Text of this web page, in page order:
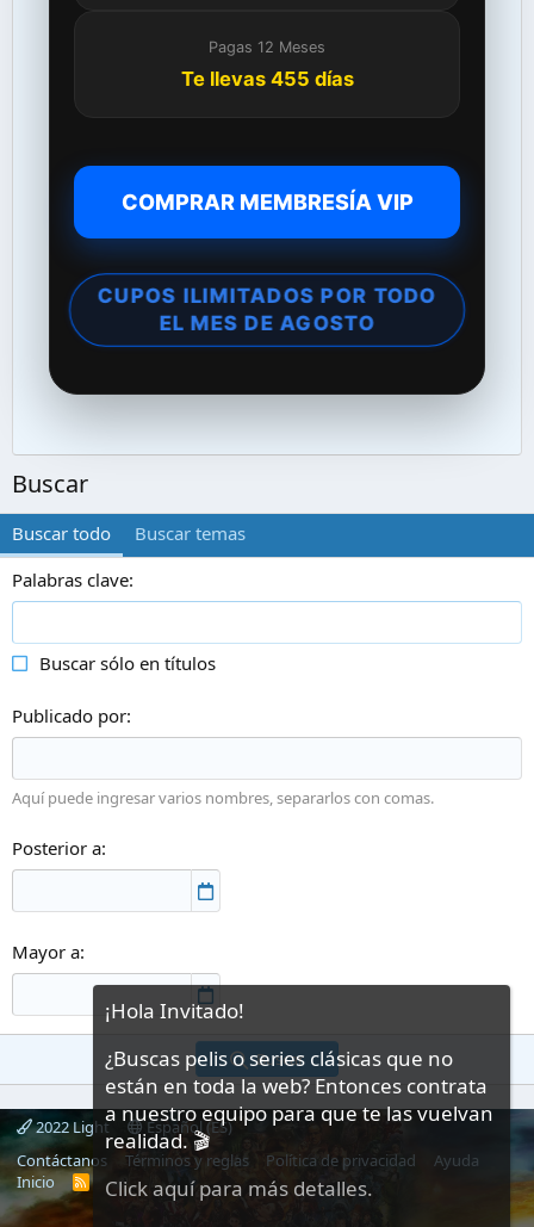
Pagas 12 Meses
Te llevas 455 días
COMPRAR MEMBRESÍA VIP
CUPOS ILIMITADOS POR TODO
EL MES DE AGOSTO
Buscar
Buscar todo
Buscar temas
Palabras clave
Buscar sólo en títulos
Publicado por
Aquí puede ingresar varios nombres, separarlos con comas.
Posterior a
Mayor a
Buscar
2022 Light
Español (ES)
Contáctanos
Términos y reglas Política de privacidad
Ayuda
Inicio
R
S
¡Hola Invitado!
¿Buscas pelis o series clásicas que no
están en toda la web? Entonces contrata
a nuestro equipo para que te las vuelvan
realidad. 🎬
Click aquí para más detalles.